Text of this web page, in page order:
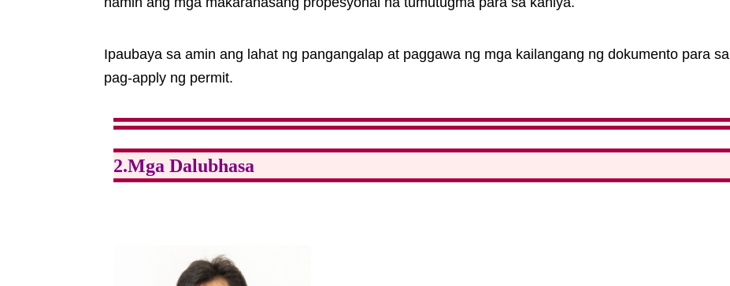
Ipaubaya sa amin ang lahat ng pangangalap at paggawa ng mga kailangang ng dokumento para sa
pag-apply ng permit.
2.Mga Dalubhasa